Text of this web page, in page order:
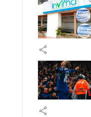
share
share